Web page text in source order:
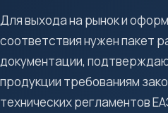
Для выхода на рынок и
соответствия нужен пакет
документации,
продукции требованиям
технических регламентов